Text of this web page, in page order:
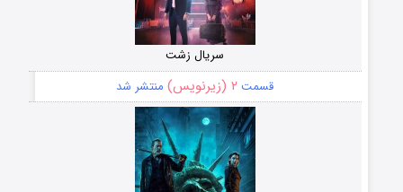
سریال زشت
قسمت ۲ (زیرنویس) منتشر شد